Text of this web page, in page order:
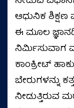
ಆಧುನಿಕ ಶಿಕ್ಷಣ
ಈ ಮೂಲ
ನಿರ್ಮಿಸುವಾಗ
ಕಾಂಕ್ರೀಟ್
ಬೇರುಗಳನ್ನು
ನೀಡುತ್ತಿರುವ